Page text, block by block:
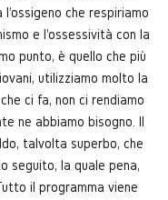
l'ossigeno che respiriamo
e l'ossessività con la
punto, è quello che più
utilizziamo molto la
ci fa, non ci rendiamo
ne abbiamo bisogno. Il
talvolta superbo, che
seguito, la quale pena,
il programma viene